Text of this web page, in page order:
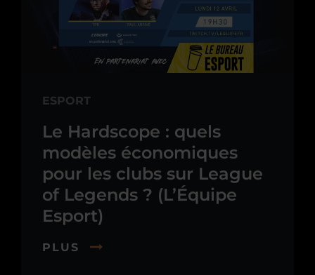
ESPORT
Le Hardscope : quels
modèles économiques
pour les clubs sur League
of Legends ? (L’Équipe
Esport)
PLUS